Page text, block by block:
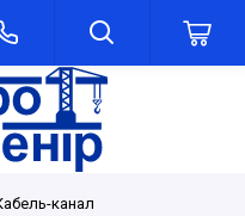
канал